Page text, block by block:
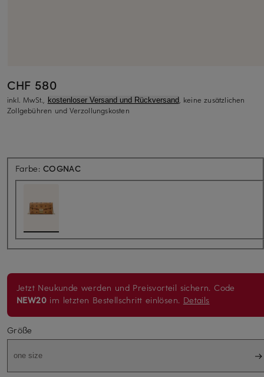
CHF 580
inkl. MwSt., kostenloser Versand und Rückversand, keine zusätzlichen
Zollgebühren und Verzollungskosten
Farbe:COGNAC
Jetzt Neukunde werden und Preisvorteil sichern. Code
NEW20 im letzten Bestellschritt einlösen. Details
Größe
one size